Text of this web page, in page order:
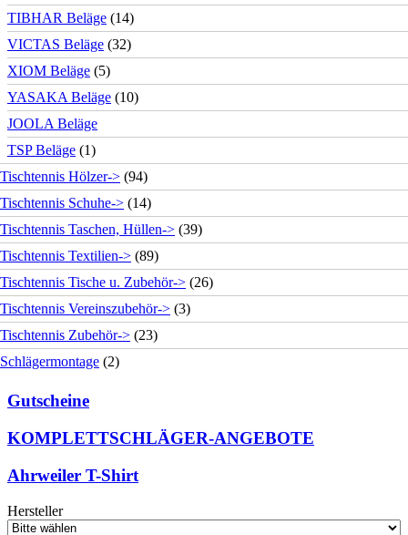
TIBHAR Beläge (14)
VICTAS Beläge (32)
XIOM Beläge (5)
YASAKA Beläge (10)
JOOLA Beläge
TSP Beläge (1)
Tischtennis Hölzer-> (94)
Tischtennis Schuhe-> (14)
Tischtennis Taschen, Hüllen-> (39)
Tischtennis Textilien-> (89)
Tischtennis Tische u. Zubehör-> (26)
Tischtennis Vereinszubehör-> (3)
Tischtennis Zubehör-> (23)
Schlägermontage (2)
Gutscheine
KOMPLETTSCHLÄGER-ANGEBOTE
Ahrweiler T-Shirt
Hersteller